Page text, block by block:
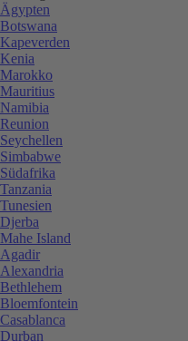
Ägypten
Botswana
Kapeverden
Kenia
Marokko
Mauritius
Namibia
Reunion
Seychellen
Simbabwe
Südafrika
Tanzania
Tunesien
Djerba
Mahe Island
Agadir
Alexandria
Bethlehem
Bloemfontein
Casablanca
Durban